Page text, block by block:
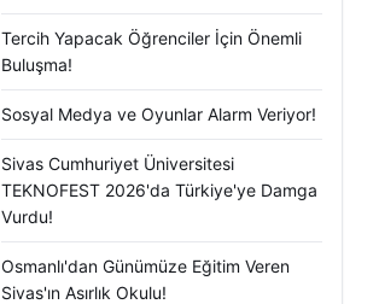
Tercih Yapacak Öğrenciler İçin Önemli
Buluşma!
Sosyal Medya ve Oyunlar Alarm Veriyor!
Sivas Cumhuriyet Üniversitesi
TEKNOFEST 2026'da Türkiye'ye Damga
Vurdu!
Osmanlı'dan Günümüze Eğitim Veren
Sivas'ın Asırlık Okulu!